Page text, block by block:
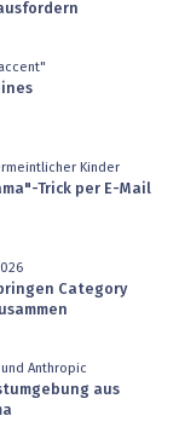
Kinder
Trick per E-Mail
Category
Anthropic
aus